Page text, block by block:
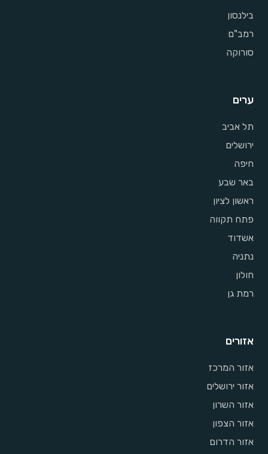
בילנסון
רמב"ם
סורוקה
ערים
תל אביב
ירושלים
חיפה
באר שבע
ראשון לציון
פתח תקווה
אשדוד
נתניה
חולון
רמת גן
אזורים
אזור המרכז
אזור ירושלים
אזור השרון
אזור הצפון
אזור הדרום